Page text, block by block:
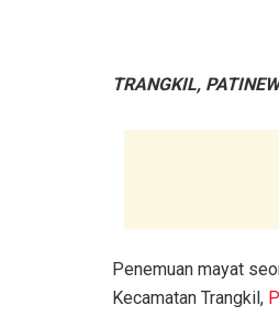
TRANGKIL,
Penemuan mayat
Kecamatan Trangkil,